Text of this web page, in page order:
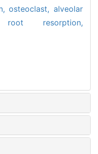
osteoclast, alveolar
root resorption,